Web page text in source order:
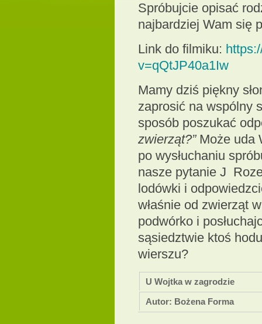
Spróbujcie opisać
najbardziej Wam się
Link do filmiku:
v=qQtJP40a1Iw
Mamy dziś piękny
zaprosić na wspólny
sposób poszukać
zwierząt?”Może uda
po wysłuchaniu
nasze pytanie J
lodówki i
właśnie od zwierząt
podwórko i
sąsiedztwie ktoś
wierszu?
U Wojtka w zagrodzie
Autor: Bożena Forma